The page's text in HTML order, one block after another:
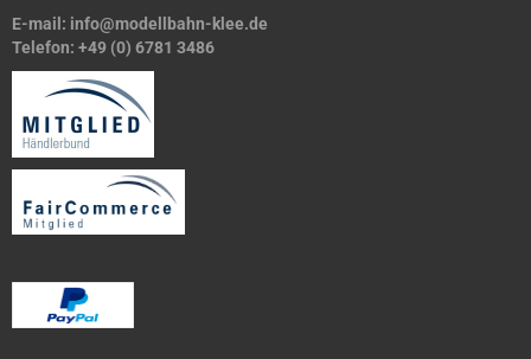
E-mail: info@modellbahn-klee.de
Telefon: +49 (0) 6781 3486